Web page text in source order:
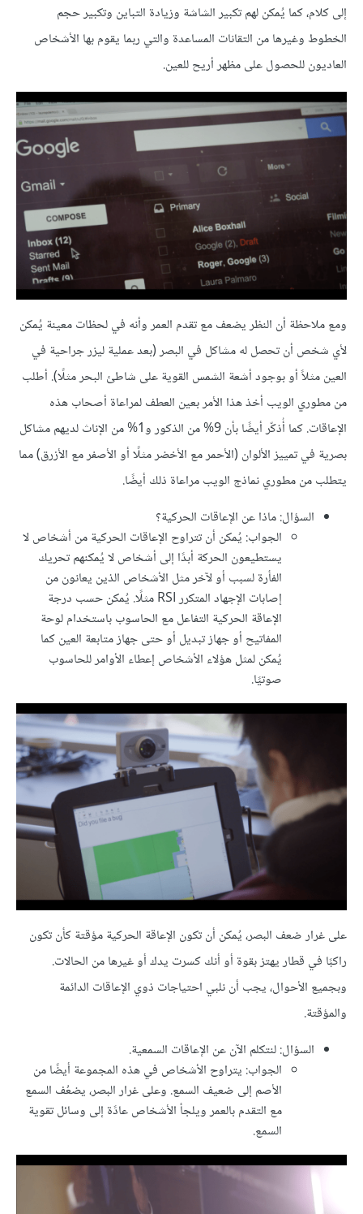
إلى كلام، كما يُمكن لهم تكبير الشاشة وزيادة التباين وتكبير حجم
الخطوط وغيرها من التقانات المساعدة والتي ربما يقوم بها الأشخاص
العاديون للحصول على مظهر أريح للعين.
ومع ملاحظة أن النظر يضعف مع تقدم العمر وأنه في لحظات معينة يُمكن
لأي شخص أن تحصل له مشاكل في البصر (بعد عملية ليزر جراحية في
العين مثلاً أو بوجود أشعة الشمس القوية على شاطئ البحر مثلًا). أطلب
من مطوري الويب أخذ هذا الأمر بعين العطف لمراعاة أصحاب هذه
الإعاقات. كما أُذكّر أيضًا بأن 9% من الذكور و1% من الإناث لديهم مشاكل
بصرية في تمييز الألوان (الأحمر مع الأخضر مثلًا أو الأصفر مع الأزرق) مما
يتطلب من مطوري نماذج الويب مراعاة ذلك أيضًا.
السؤال: ماذا عن الإعاقات الحركية؟
الجواب: يُمكن أن تتراوح الإعاقات الحركية من أشخاص لا
يستطيعون الحركة أبدًا إلى أشخاص لا يُمكنهم تحريك
الفأرة لسبب أو لآخر مثل الأشخاص الذين يعانون من
إصابات الإجهاد المتكرر RSI مثلًا. يُمكن حسب درجة
الإعاقة الحركية التفاعل مع الحاسوب باستخدام لوحة
المفاتيح أو جهاز تبديل أو حتى جهاز متابعة العين كما
يُمكن لمثل هؤلاء الأشخاص إعطاء الأوامر للحاسوب
صوتيًا.
على غرار ضعف البصر، يُمكن أن تكون الإعاقة الحركية مؤقتة كأن تكون
راكبًا في قطار يهتز بقوة أو أنك كسرت يدك أو غيرها من الحالات.
وبجميع الأحوال، يجب أن نلبي احتياجات ذوي الإعاقات الدائمة
والمؤقتة.
السؤال: لنتكلم الآن عن الإعاقات السمعية.
الجواب: يتراوح الأشخاص في هذه المجموعة أيضًا من
الأصم إلى ضعيف السمع. وعلى غرار البصر، يضعُف السمع
مع التقدم بالعمر ويلجأ الأشخاص عادًة إلى وسائل تقوية
السمع.